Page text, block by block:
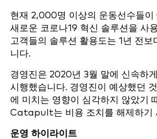
현재 2,000명 이상의 운동선수들
새로운 코로나19 혁신 솔루션을 사
고객들의 솔루션 활용도는 1년 전보
니다.
경영진은 2020년 3월 말에 신속하
시행했습니다. 경영진이 예상했던
에 미치는 영향이 심각하지 않았기
Catapult는 비용 조치를 해제하기
운영 하이라이트